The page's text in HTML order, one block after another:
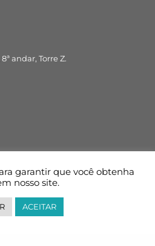
andar, Torre Z.
garantir que você obtenha
nosso site.
ACEITAR